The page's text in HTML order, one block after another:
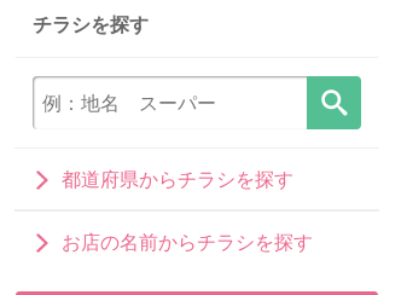
チラシを探す
都道府県からチラシを探す
お店の名前からチラシを探す